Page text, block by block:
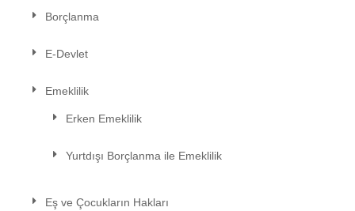
Borçlanma
E-Devlet
Emeklilik
Erken Emeklilik
Yurtdışı Borçlanma ile Emeklilik
Eş ve Çocukların Hakları